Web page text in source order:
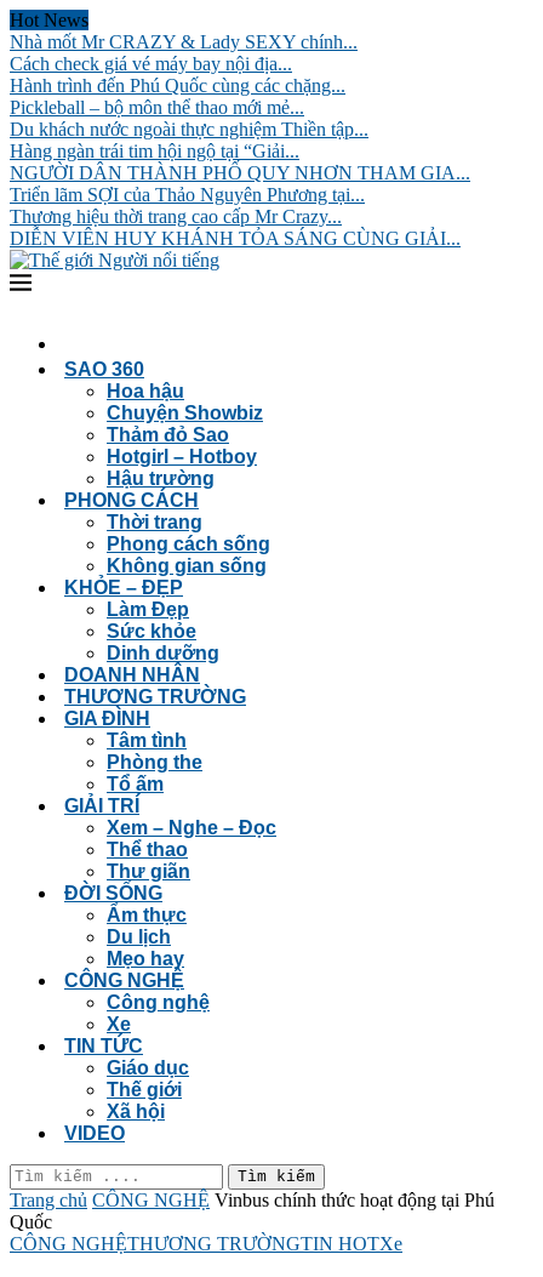
Hot News
Nhà mốt Mr CRAZY & Lady SEXY chính...
Cách check giá vé máy bay nội địa...
Hành trình đến Phú Quốc cùng các chặng...
Pickleball – bộ môn thể thao mới mẻ...
Du khách nước ngoài thực nghiệm Thiền tập...
Hàng ngàn trái tim hội ngộ tại “Giải...
NGƯỜI DÂN THÀNH PHỐ QUY NHƠN THAM GIA...
Triển lãm SỢI của Thảo Nguyên Phương tại...
Thương hiệu thời trang cao cấp Mr Crazy...
DIỄN VIÊN HUY KHÁNH TỎA SÁNG CÙNG GIẢI...
SAO 360
Hoa hậu
Chuyện Showbiz
Thảm đỏ Sao
Hotgirl – Hotboy
Hậu trường
PHONG CÁCH
Thời trang
Phong cách sống
Không gian sống
KHỎE – ĐẸP
Làm Đẹp
Sức khỏe
Dinh dưỡng
DOANH NHÂN
THƯƠNG TRƯỜNG
GIA ĐÌNH
Tâm tình
Phòng the
Tổ ấm
GIẢI TRÍ
Xem – Nghe – Đọc
Thể thao
Thư giãn
ĐỜI SỐNG
Ẩm thực
Du lịch
Mẹo hay
CÔNG NGHỆ
Công nghệ
Xe
TIN TỨC
Giáo dục
Thế giới
Xã hội
VIDEO
Tìm kiếm
Trang chủ CÔNG NGHỆ Vinbus chính thức hoạt động tại Phú
Quốc
CÔNG NGHỆTHƯƠNG TRƯỜNGTIN HOTXe